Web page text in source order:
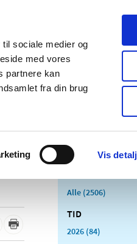
sociale medier og
med vores
partnere kan
fra din brug
Vis
Udgivelser
Medicinsk
Særlige
Alle (2506)
TID
2026 (84)